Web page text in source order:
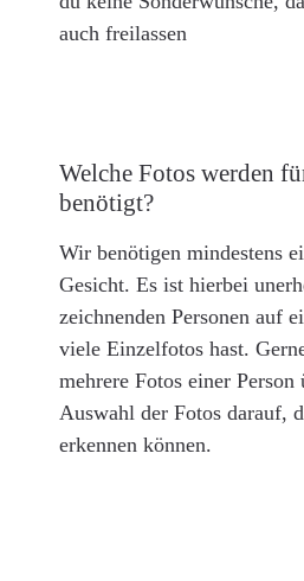
auch freilassen
Welche Fotos werden
benötigt?
Wir benötigen mindestens
Gesicht. Es ist hierbei
zeichnenden Personen auf
viele Einzelfotos hast.
mehrere Fotos einer
Auswahl der Fotos darauf,
erkennen können.